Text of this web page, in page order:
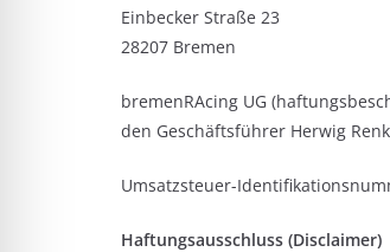
Einbecker Straße 23
28207 Bremen
bremenRAcing UG
den Geschäftsführer Herwig
Umsatzsteuer-
Haftungsausschluss (Disclaimer)